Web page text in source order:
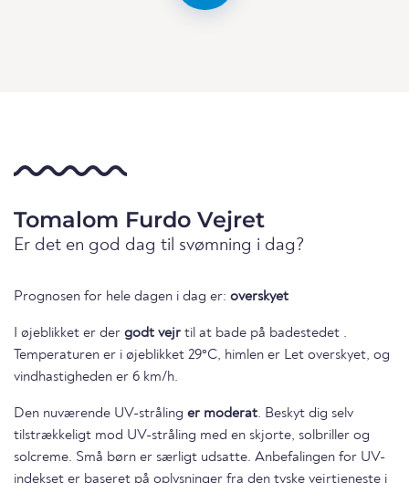
Tomalom Furdo Vejret
Er det en god dag til svømning i dag?
Prognosen for hele dagen i dag er: overskyet
I øjeblikket er der godt vejr til at bade på badestedet .
Temperaturen er i øjeblikket 29°C, himlen er Let overskyet, og
vindhastigheden er 6 km/h.
Den nuværende UV-stråling er moderat. Beskyt dig selv
tilstrækkeligt mod UV-stråling med en skjorte, solbriller og
solcreme. Små børn er særligt udsatte. Anbefalingen for UV-
indekset er baseret på oplysninger fra den tyske vejrtjeneste i